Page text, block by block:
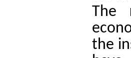
The
the